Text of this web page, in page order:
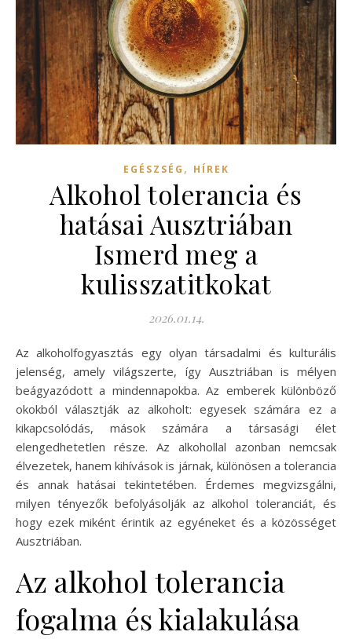
EGÉSZSÉG , HÍREK
Alkohol tolerancia és
hatásai Ausztriában
Ismerd meg a
kulisszatitkokat
2026.01.14.
Az alkoholfogyasztás egy olyan társadalmi és kulturális
jelenség, amely világszerte, így Ausztriában is mélyen
beágyazódott a mindennapokba. Az emberek különböző
okokból választják az alkoholt: egyesek számára ez a
kikapcsolódás, mások számára a társasági élet
elengedhetetlen része. Az alkohollal azonban nemcsak
élvezetek, hanem kihívások is járnak, különösen a tolerancia
és annak hatásai tekintetében. Érdemes megvizsgálni,
milyen tényezők befolyásolják az alkohol toleranciát, és
hogy ezek miként érintik az egyéneket és a közösséget
Ausztriában.
Az alkohol tolerancia
fogalma és kialakulása